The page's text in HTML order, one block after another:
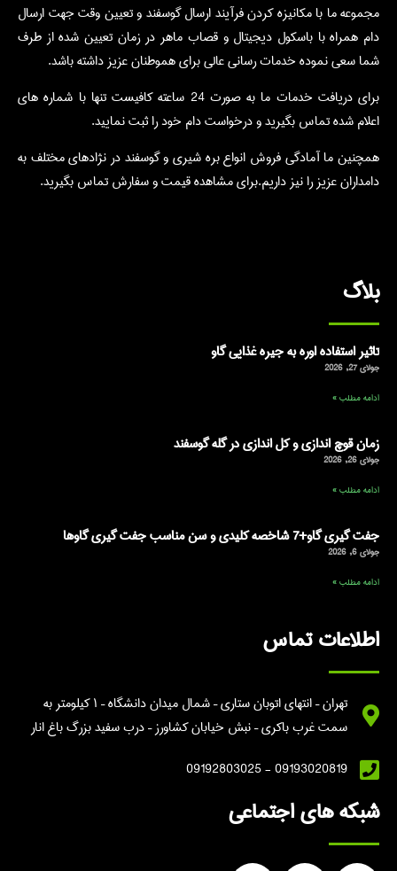
مجموعه ما با مکانیزه کردن فرآیند ارسال گوسفند و تعیین وقت جهت ارسال
دام همراه با باسکول دیجیتال و قصاب ماهر در زمان تعیین شده از طرف
شما سعی نموده خدمات رسانی عالی برای هموطنان عزیز داشته باشد.
برای دریافت خدمات ما به صورت 24 ساعته کافیست تنها با شماره های
اعلام شده تماس بگیرید و درخواست دام خود را ثبت نمایید.
همچنین ما آمادگی فروش انواع بره شیری و گوسفند در نژادهای مختلف به
دامداران عزیز را نیز داریم.برای مشاهده قیمت و سفارش تماس بگیرید.
بلاگ
تاثیر استفاده اوره به جیره غذایی گاو
جولای 27, 2026
ادامه مطلب »
زمان قوچ اندازی و کل اندازی در گله گوسفند
جولای 26, 2026
ادامه مطلب »
جفت گیری گاو+7 شاخصه کلیدی و سن مناسب جفت گیری گاوها
جولای 6, 2026
ادامه مطلب »
اطلاعات تماس
تهران – انتهای اتوبان ستاری – شمال میدان دانشگاه – ۱ کیلومتر به
سمت غرب باکری – نبش خیابان کشاورز – درب سفید بزرگ باغ انار
09193020819 - 09192803025
شبکه های اجتماعی